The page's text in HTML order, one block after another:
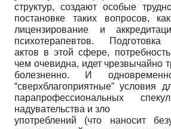
структур, создают особые
постановке таких вопросов,
лицензирование и
психотерапевтов. Подготовка
актов в этой сфере,
чем очевидна, идет чрезвычайно
болезненно. И
“сверхблагоприятные” условия
парапрофессиональных
надувательства и зло
употреблений (что наносит